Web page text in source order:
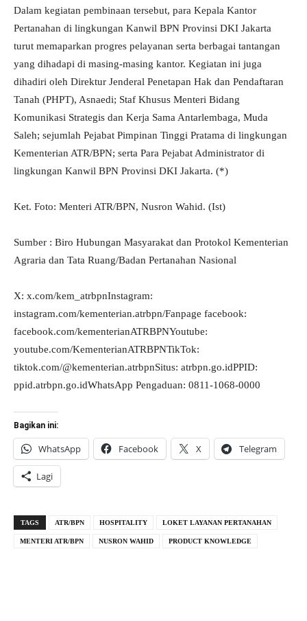
Dalam kegiatan pembinaan tersebut, para Kepala Kantor
Pertanahan di lingkungan Kanwil BPN Provinsi DKI Jakarta
turut memaparkan progres pelayanan serta berbagai tantangan
yang dihadapi di masing-masing kantor. Kegiatan ini juga
dihadiri oleh Direktur Jenderal Penetapan Hak dan Pendaftaran
Tanah (PHPT), Asnaedi; Staf Khusus Menteri Bidang
Komunikasi Strategis dan Kerja Sama Antarlembaga, Muda
Saleh; sejumlah Pejabat Pimpinan Tinggi Pratama di lingkungan
Kementerian ATR/BPN; serta Para Pejabat Administrator di
lingkungan Kanwil BPN Provinsi DKI Jakarta. (*)
Ket. Foto: Menteri ATR/BPN, Nusron Wahid. (Ist)
Sumber : Biro Hubungan Masyarakat dan Protokol Kementerian
Agraria dan Tata Ruang/Badan Pertanahan Nasional
X: x.com/kem_atrbpnInstagram:
instagram.com/kementerian.atrbpn/Fanpage facebook:
facebook.com/kementerianATRBPNYoutube:
youtube.com/KementerianATRBPNTikTok:
tiktok.com/@kementerian.atrbpnSitus: atrbpn.go.idPPID:
ppid.atrbpn.go.idWhatsApp Pengaduan: 0811-1068-0000
Bagikan ini:
WhatsApp Facebook X Telegram
Lagi
TAGS ATR/BPN HOSPITALITY LOKET LAYANAN PERTANAHAN
MENTERI ATR/BPN NUSRON WAHID PRODUCT KNOWLEDGE